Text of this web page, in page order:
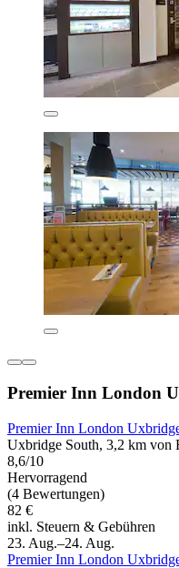
Premier Inn London
Premier Inn London
Uxbridge South, 3,2 km von
8,6/10
Hervorragend
(4 Bewertungen)
82 €
inkl. Steuern & Gebühren
23. Aug.–24. Aug.
Premier Inn London